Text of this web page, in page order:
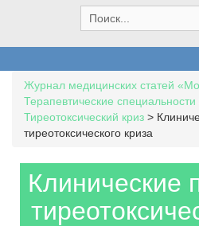
e
a
h
f
o
r
Журнал медицинских статей
Терапевтические специальности
Тиреотоксический криз >
тиреотоксического криза
Клинические